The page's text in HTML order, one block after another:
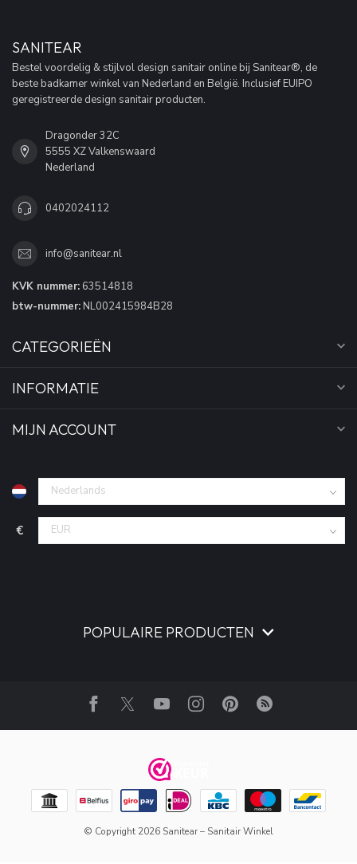
SANITEAR
Bestel voordelig & stijlvol design sanitair online bij Sanitear®, de
beste badkamer winkel van Nederland en België. Inclusief EUIPO
geregistreerde design sanitair producten.
Dragonder 32C
5555 XZ Valkenswaard
Nederland
0402024112
info@sanitear.nl
KVK nummer: 63514818
btw-nummer: NL002415984B28
CATEGORIEËN
INFORMATIE
MIJN ACCOUNT
€
POPULAIRE PRODUCTEN
© Copyright 2026 Sanitear – Sanitair Winkel